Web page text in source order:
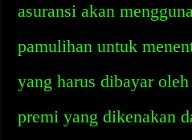
asuransi akan
pamulihan untuk
yang harus dibayar
premi yang dikenakan